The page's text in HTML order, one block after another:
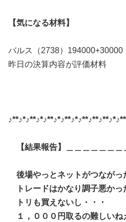
【気になる材料】
バルス（2738）194000+30000
昨日の決算内容が評価材料
【結果報告】＿＿＿＿＿＿＿
後場やっとネットがつながっ
トレードはかなり調子悪かっ
トリも買えないし・・・
１，０００円取るの難しいね